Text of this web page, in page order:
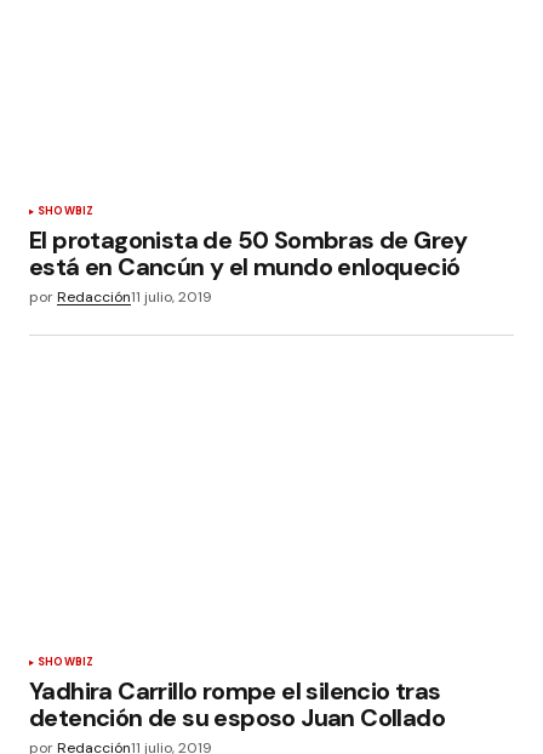
SHOWBIZ
El protagonista de 50 Sombras de Grey
está en Cancún y el mundo enloqueció
porRedacción11 julio, 2019
SHOWBIZ
Yadhira Carrillo rompe el silencio tras
detención de su esposo Juan Collado
porRedacción11 julio, 2019